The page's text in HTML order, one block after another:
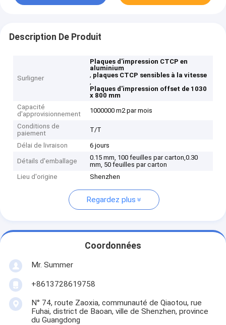
Description De Produit
Surligner
Plaques d'impression CTCP en
aluminium
, plaques CTCP sensibles à la vitesse
,
Plaques d'impression offset de 1030
x 800 mm
Capacité
d'approvisionnement
1000000 m2 par mois
Conditions de
paiement
T/T
Délai de livraison 6 jours
Détails d'emballage
0.15 mm, 100 feuilles par carton,0.30
mm, 50 feuilles par carton
Lieu d'origine
Shenzhen
Regardez plus
Coordonnées
Mr. Summer
+8613728619758
N° 74, route Zaoxia, communauté de Qiaotou, rue
Fuhai, district de Baoan, ville de Shenzhen, province
du Guangdong